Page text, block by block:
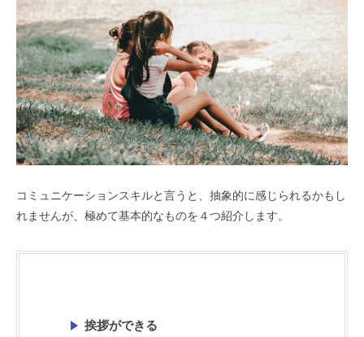
コミュニケーションスキルと言うと、抽象的に感じられるかもし
れませんが、極めて基本的なものを４つ紹介します。
挨拶ができる